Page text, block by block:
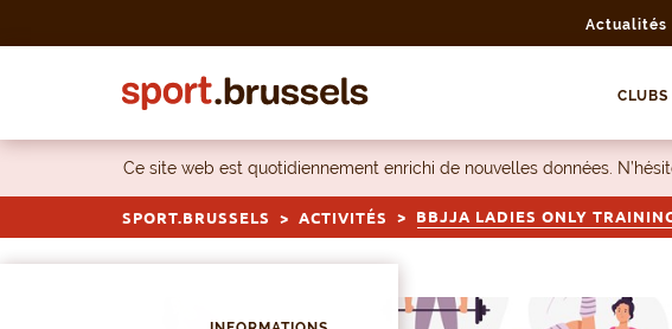
Actualités
CLUBS
Ce site web est quotidiennement enrichi de nouvelles données.
SPORT.BRUSSELS ACTIVITÉS BBJJA LADIES ONLY